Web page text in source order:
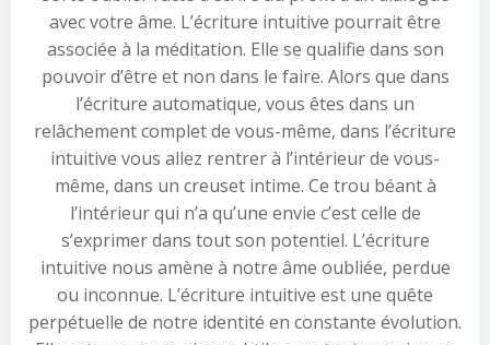
avec votre âme. L’écriture intuitive pourrait être
associée à la méditation. Elle se qualifie dans son
pouvoir d’être et non dans le faire. Alors que dans
l’écriture automatique, vous êtes dans un
relâchement complet de vous-même, dans l’écriture
intuitive vous allez rentrer à l’intérieur de vous-
même, dans un creuset intime. Ce trou béant à
l’intérieur qui n’a qu’une envie c’est celle de
s’exprimer dans tout son potentiel. L’écriture
intuitive nous amène à notre âme oubliée, perdue
ou inconnue. L’écriture intuitive est une quête
perpétuelle de notre identité en constante évolution.